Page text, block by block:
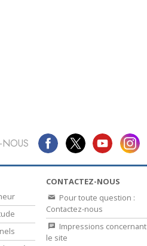
NOUS
CONTACTEZ-NOUS
Pour toute question :
Contactez-nous
Impressions concernant
le site